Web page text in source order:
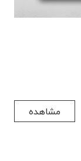
مشاهده